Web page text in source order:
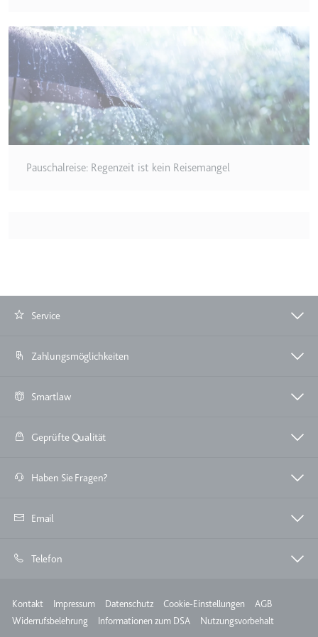
verfolgen.
Ablauf:
Beständig
Typ:
IndexedDB
Typ:
IndexedDB
Anbieter:
youtube.com
Typ:
HTTP-Cookie
Funktionalität von YouTube-
Videoinhalten auf der Website.
Pauschalreise: Regenzeit ist kein Reisemangel
Service
Zahlungsmöglichkeiten
Smartlaw
Geprüfte Qualität
Haben Sie Fragen?
Email
Telefon
Meta
Kontakt Impressum Datenschutz Cookie-Einstellungen
AGB
Widerrufsbelehrung
Informationen zum DSA Nutzungsvorbehalt